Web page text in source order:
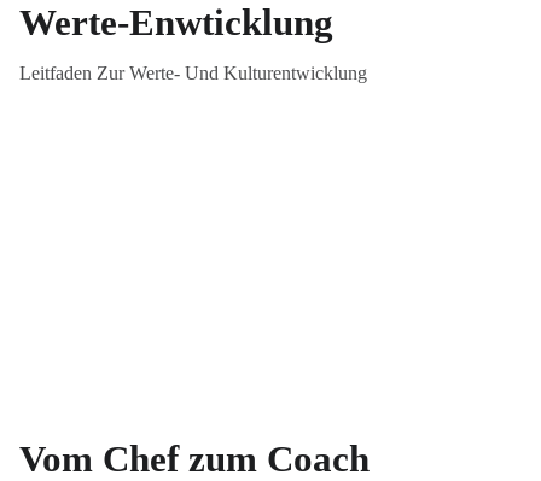
Werte-Enwticklung
Leitfaden Zur Werte- Und Kulturentwicklung
Vom Chef zum Coach